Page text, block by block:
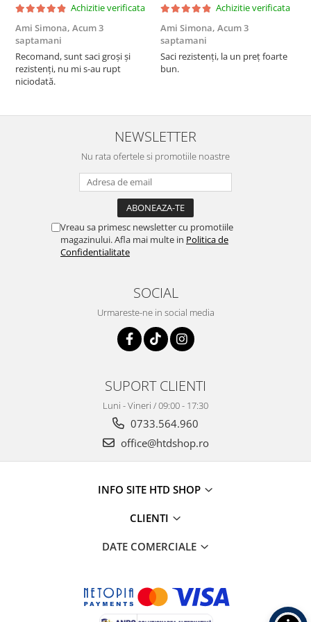
Achizitie verificata
Ami Simona, Acum 3
saptamani
Recomand, sunt saci groși și
rezistenți, nu mi s-au rupt
niciodată.
Achizitie verificata
Ami Simona, Acum 3
saptamani
Saci rezistenți, la un preț foarte
bun.
NEWSLETTER
Nu rata ofertele si promotiile noastre
Vreau sa primesc newsletter cu promotiile
magazinului. Afla mai multe in Politica de
Confidentialitate
SOCIAL
Urmareste-ne in social media
SUPORT CLIENTI
Luni - Vineri / 09:00 - 17:30
0733.564.960
office@htdshop.ro
INFO SITE HTD SHOP
CLIENTI
DATE COMERCIALE